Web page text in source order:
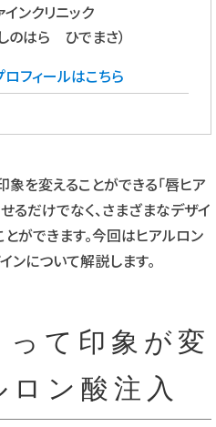
インクリニック
のはら ひでまさ）
ロフィールはこちら
を変えることができる「唇ヒア
るだけでなく、さまざまなデザイ
ができます。今回はヒアルロン
ンについて解説します。
て印象が変
ン酸注入